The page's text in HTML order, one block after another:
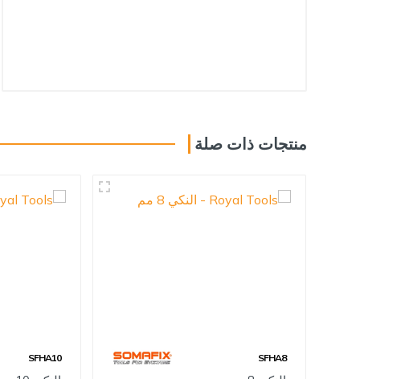
اللواصق، السبري وكيميائيات
المشمعات والنايلون
منتجات ذات صلة
SFHA8
SFHA10